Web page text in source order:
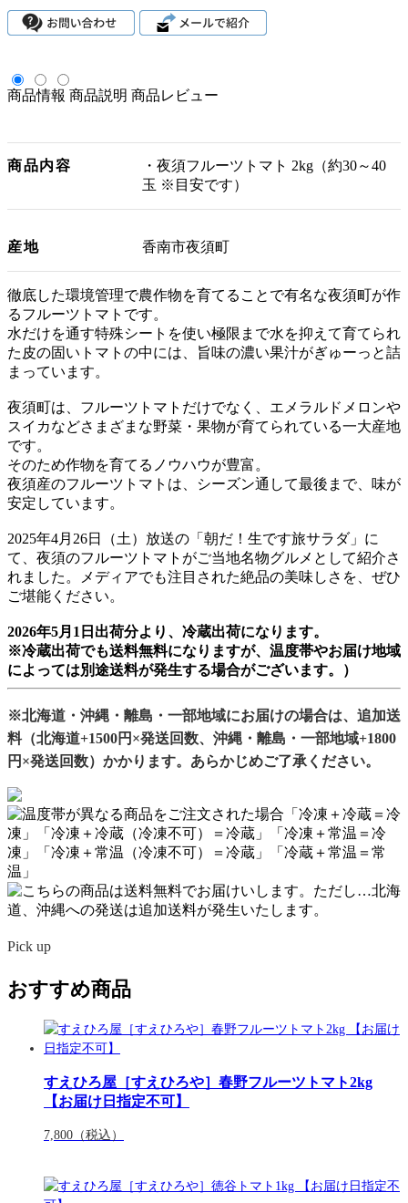
商品情報 商品説明 商品レビュー
商品内容
・夜須フルーツトマト 2kg（約30～40
玉 ※目安です）
産地 香南市夜須町
徹底した環境管理で農作物を育てることで有名な夜須町が作
るフルーツトマトです。
水だけを通す特殊シートを使い極限まで水を抑えて育てられ
た皮の固いトマトの中には、旨味の濃い果汁がぎゅーっと詰
まっています。
夜須町は、フルーツトマトだけでなく、エメラルドメロンや
スイカなどさまざまな野菜・果物が育てられている一大産地
です。
そのため作物を育てるノウハウが豊富。
夜須産のフルーツトマトは、シーズン通して最後まで、味が
安定しています。
2025年4月26日（土）放送の「朝だ！生です旅サラダ」に
て、夜須のフルーツトマトがご当地名物グルメとして紹介さ
れました。メディアでも注目された絶品の美味しさを、ぜひ
ご堪能ください。
2026年5月1日出荷分より、冷蔵出荷になります。
※冷蔵出荷でも送料無料になりますが、温度帯やお届け地域
によっては別途送料が発生する場合がございます。）
※北海道・沖縄・離島・一部地域にお届けの場合は、追加送
料（北海道+1500円×発送回数、沖縄・離島・一部地域+1800
円×発送回数）かかります。あらかじめご了承ください。
Pick up
おすすめ商品
すえひろ屋［すえひろや］春野フルーツトマト2kg
【お届け日指定不可】
7,800 （税込）